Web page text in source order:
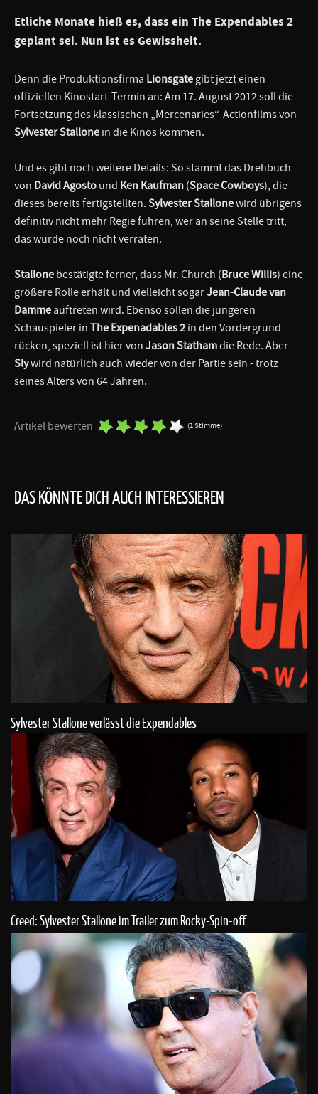
Etliche Monate hieß es, dass ein The Expendables 2
geplant sei. Nun ist es Gewissheit.
Denn die Produktionsfirma Lionsgate gibt jetzt einen
offiziellen Kinostart-Termin an: Am 17. August 2012 soll die
Fortsetzung des klassischen „Mercenaries“-Actionfilms von
Sylvester Stallone in die Kinos kommen.
Und es gibt noch weitere Details: So stammt das Drehbuch
von David Agosto und Ken Kaufman (Space Cowboys), die
dieses bereits fertigstellten. Sylvester Stallonewird übrigens
definitiv nicht mehr Regie führen, wer an seine Stelle tritt,
das wurde noch nicht verraten.
Stallone bestätigte ferner, dass Mr. Church (Bruce Willis) eine
größere Rolle erhält und vielleicht sogarJean-Claude van
Damme auftreten wird. Ebenso sollen die jüngeren
Schauspieler in The Expenadables 2 in den Vordergrund
rücken, speziell ist hier von Jason Stathamdie Rede. Aber
Slywird natürlich auch wieder von der Partie sein - trotz
seines Alters von 64 Jahren.
Artikel bewerten (1 Stimme)
DAS KÖNNTE DICH AUCH INTERESSIEREN
Sylvester Stallone verlässt die Expendables
Creed: Sylvester Stallone im Trailer zum Rocky-Spin-off